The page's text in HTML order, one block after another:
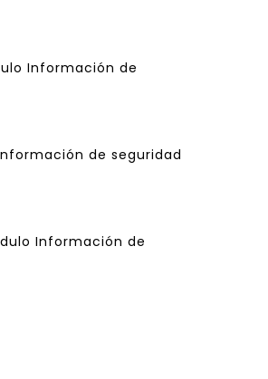
Información de
de seguridad
Información de